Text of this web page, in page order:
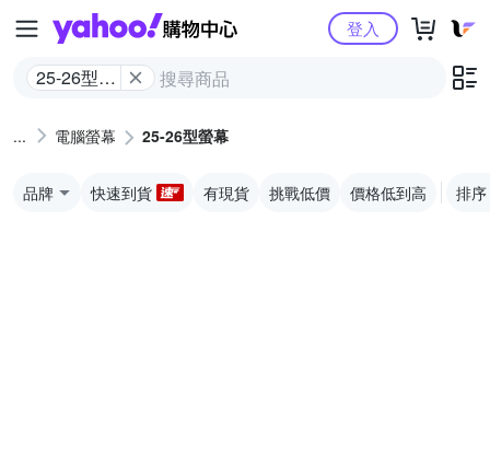
Yahoo購物中心
25-26型螢
登入
電腦螢幕 25-26型螢幕
品牌 快速到貨 有現貨 挑戰低價 價格低到高 排序